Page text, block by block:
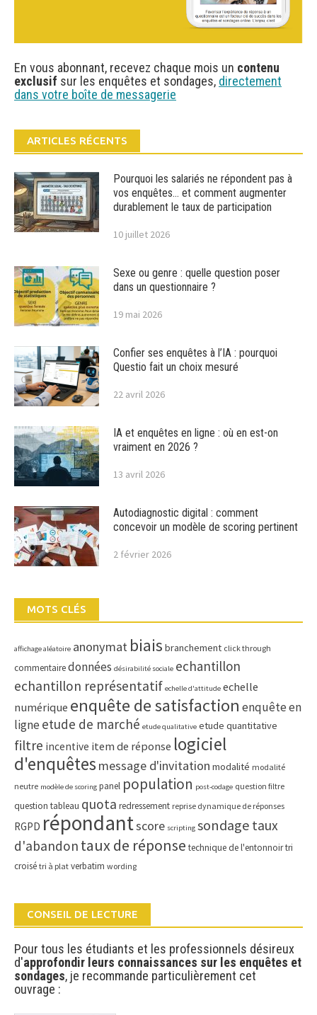
En vous abonnant, recevez chaque mois un contenu
exclusif sur les enquêtes et sondages, directement
dans votre boîte de messagerie
ARTICLES RÉCENTS
Pourquoi les salariés ne répondent pas à
vos enquêtes… et comment augmenter
durablement le taux de participation
10 juillet 2026
Sexe ou genre : quelle question poser
dans un questionnaire ?
19 mai 2026
Confier ses enquêtes à l’IA : pourquoi
Questio fait un choix mesuré
22 avril 2026
IA et enquêtes en ligne : où en est-on
vraiment en 2026 ?
13 avril 2026
Autodiagnostic digital : comment
concevoir un modèle de scoring pertinent
2 février 2026
MOTS CLÉS
affichage aléatoire anonymat biais branchement click through
commentairedonnées désirabilité sociale echantillon
echantillon représentatif echelle d'attitude echelle
numérique enquête de satisfaction enquête en
ligneetude de marché etude qualitative etude quantitative
filtre incentive item de réponse logiciel
d'enquêtes message d'invitation modalité modalité
neutre modèle de scoring panel population post-codage question filtre
question tableau quota redressement reprise dynamique de réponses
RGPD répondantscore scripting sondage taux
d'abandon taux de réponse technique de l'entonnoirtri
croisé tri à plat verbatim wording
CONSEIL DE LECTURE
Pour tous les étudiants et les professionnels désireux
d'approfondir leurs connaissances sur les enquêtes et
sondages, je recommande particulièrement cet
ouvrage :